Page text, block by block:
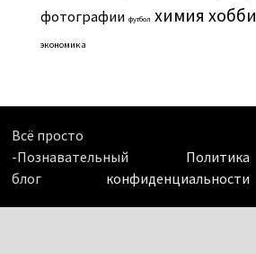
фотографии футбол химия хобби
экономика
Всё просто
-Познавательный
блог
Политика
конфиденциальности